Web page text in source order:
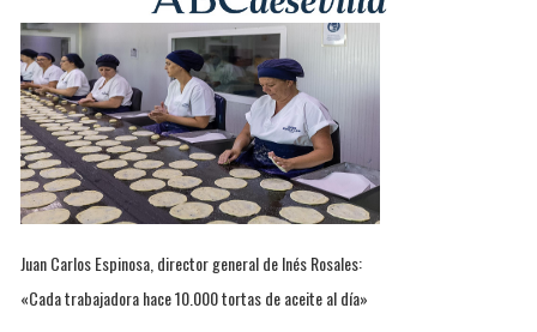
Juan Carlos Espinosa, director general de Inés Rosales:
«Cada trabajadora hace 10.000 tortas de aceite al día»